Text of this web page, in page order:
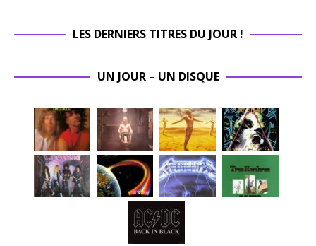
LES DERNIERS TITRES DU JOUR !
UN JOUR – UN DISQUE